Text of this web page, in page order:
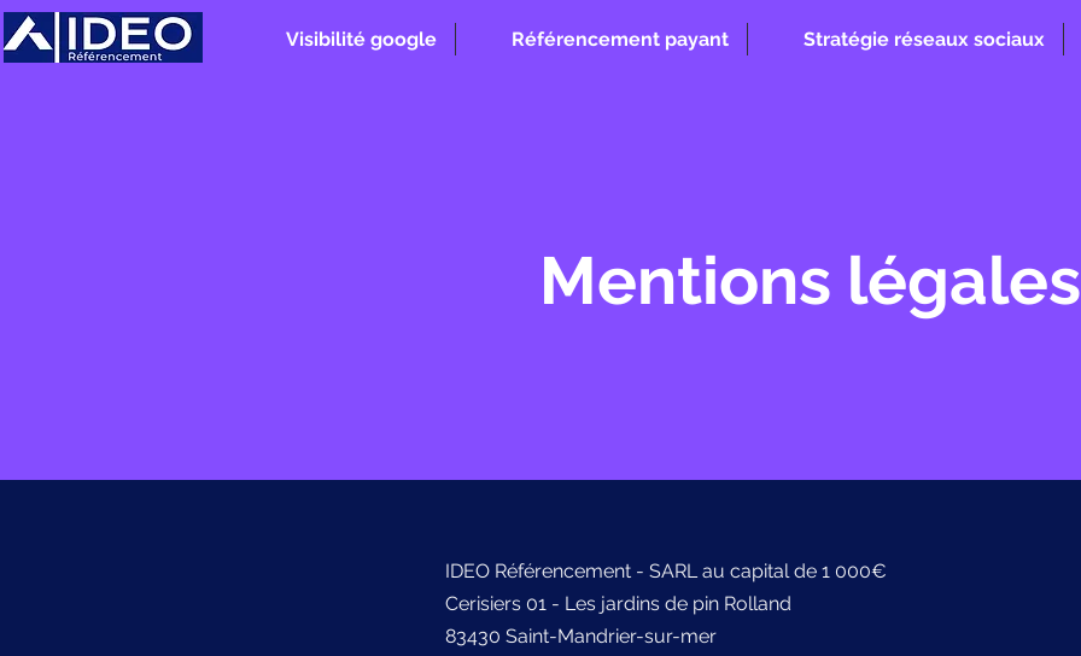
Visibilité google Référencement payant Stratégie réseaux sociaux
Mentions légales
IDEO Référencement - SARL au capital de 1 000€
Cerisiers 01 - Les jardins de pin Rolland
83430 Saint-Mandrier-sur-mer